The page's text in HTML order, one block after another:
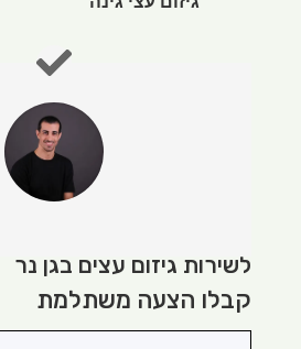
גיזום עצי גינה
לשירות גיזום עצים בגן נר
קבלו הצעה משתלמת